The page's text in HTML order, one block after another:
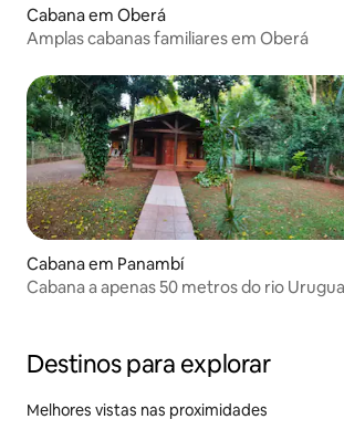
Cabana em Oberá
Amplas cabanas familiares em Oberá
Cabana em Panambí
Cabana a apenas 50 metros do rio
Destinos para explorar
Melhores vistas nas proximidades